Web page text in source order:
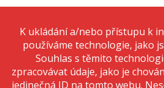
technologie, jako jsou soubory cookie.
zážitek z prohlížení a zobrazovali
těmito technologiemi nám umožní
při procházení nebo jedinečná ID na tomto
odvolání souhlasu může nepříznivě ovlivnit
Pondělí – Pátek7:00 – 15:00
SobotaZavřeno
Neděle Zavřeno